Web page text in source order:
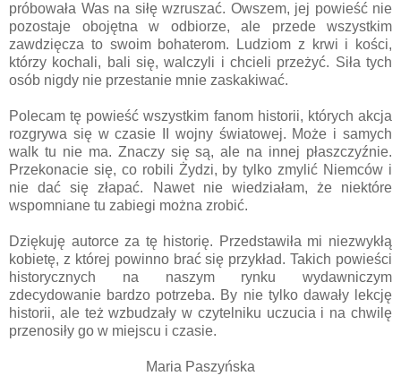
próbowała Was na siłę wzruszać. Owszem, jej powieść nie
pozostaje obojętna w odbiorze, ale przede wszystkim
zawdzięcza to swoim bohaterom. Ludziom z krwi i kości,
którzy kochali, bali się, walczyli i chcieli przeżyć. Siła tych
osób nigdy nie przestanie mnie zaskakiwać.
Polecam tę powieść wszystkim fanom historii, których akcja
rozgrywa się w czasie II wojny światowej. Może i samych
walk tu nie ma. Znaczy się są, ale na innej płaszczyźnie.
Przekonacie się, co robili Żydzi, by tylko zmylić Niemców i
nie dać się złapać. Nawet nie wiedziałam, że niektóre
wspomniane tu zabiegi można zrobić.
Dziękuję autorce za tę historię. Przedstawiła mi niezwykłą
kobietę, z której powinno brać się przykład. Takich powieści
historycznych na naszym rynku wydawniczym
zdecydowanie bardzo potrzeba. By nie tylko dawały lekcję
historii, ale też wzbudzały w czytelniku uczucia i na chwilę
przenosiły go w miejscu i czasie.
Maria Paszyńska